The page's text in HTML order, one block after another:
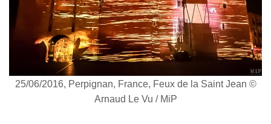
25/06/2016, Perpignan, France, Feux de la Saint Jean ©
Arnaud Le Vu / MiP